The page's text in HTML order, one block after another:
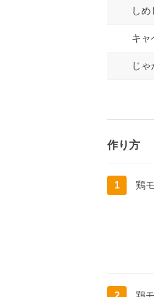
しめ
キャ
じゃ
作り方
1 鶏